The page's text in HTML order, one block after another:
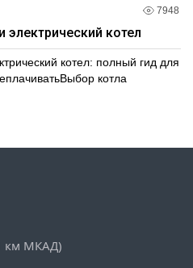
7948
электрический котел
котел: полный гид для
котла
км МКАД)